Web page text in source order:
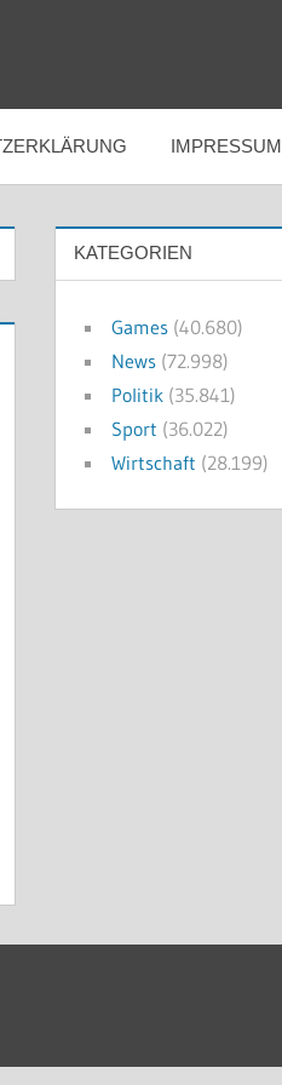
IMPRESSUM
KATEGORIEN
Games (40.680)
News (72.998)
Politik (35.841)
Sport (36.022)
Wirtschaft (28.199)